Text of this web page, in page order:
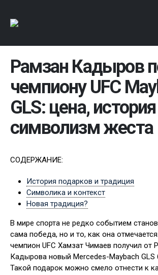
Рамзан Кадыров
чемпиону UFC
GLS: цена,
символизм жеста
СОДЕРЖАНИЕ:
История подарков и традиция
Символика и контекст
Новая традиция?
В мире спорта не редко событием
сама победа, но и то, как она
чемпион UFC Хамзат Чимаев получил от
Кадырова новый Mercedes-Maybach GLS
Такой подарок можно смело отнести к